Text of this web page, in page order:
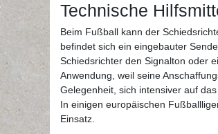
Technische
Beim Fußball kann der
befindet sich ein eingebauter
Schiedsrichter den Signalton oder
Anwendung, weil seine
Gelegenheit, sich intensiver auf
In einigen europäischen
Einsatz.